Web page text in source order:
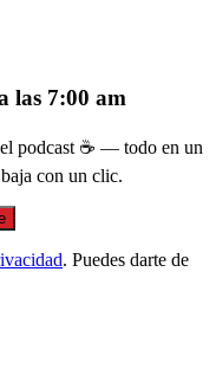
las 7:00 am
podcast ☕ — todo en un
con un clic.
. Puedes darte de